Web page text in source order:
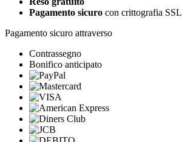
Pagamento sicuro con crittografia SSL
Pagamento sicuro attraverso
Contrassegno
Bonifico anticipato